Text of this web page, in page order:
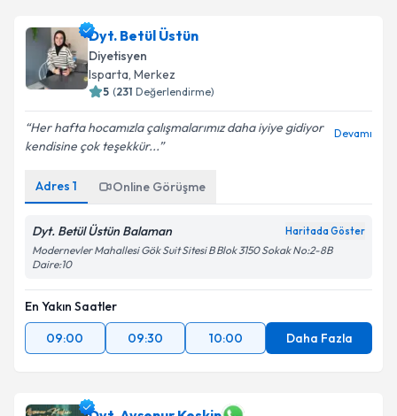
E-posta Adresiniz
Kişisel verilerimin işlenmesine ilişkinAydınlatma
Metni'ni okudum ve kişisel verilerimin belirtilen
Takvim Talebini Gönder
Dyt. Betül Üstün
Diyetisyen
Isparta, Merkez
5 (231 Değerlendirme)
Her hafta hocamızla çalışmalarımız daha iyiye gidiyor
kendisine çok teşekkür...
Devamı
Adres 1 Online Görüşme
Dyt. Betül Üstün Balaman Haritada Göster
Modernevler Mahallesi Gök Suit Sitesi B Blok 3150 Sokak No:2-8B
Daire:10
En Yakın Saatler
09:00
09:30 10:00 Daha Fazla